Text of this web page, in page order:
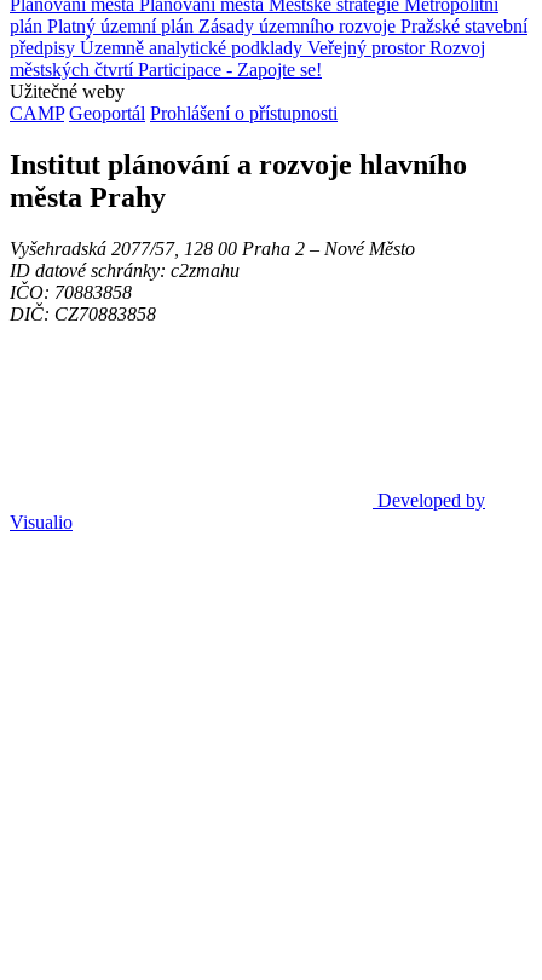
Plánování města Plánování města Městské strategie Metropolitní
plán Platný územní plán Zásady územního rozvoje Pražské stavební
předpisy Územně analytické podklady Veřejný prostorRozvoj
městských čtvrtíParticipace - Zapojte se!
Užitečné weby
CAMP Geoportál Prohlášení o přístupnosti
Institut plánování a rozvoje hlavního
města Prahy
Vyšehradská 2077/57, 128 00 Praha 2 ‒ Nové Město
ID datové schránky: c2zmahu
IČO: 70883858
DIČ: CZ70883858
Developed by
Visualio